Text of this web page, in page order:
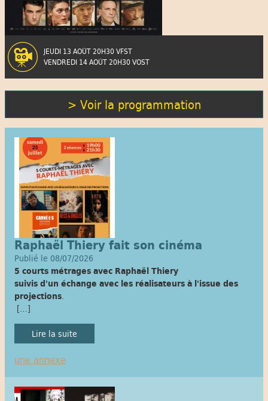
JEUDI 13 AOÛT 20H30 VFST
VENDREDI 14 AOÛT 20H30 VOST
> Voir la programmation
Raphaël Thiery fait son cinéma
Publié le 08/07/2026
5 courts métrages avec Raphaël Thiery
suivis d'un échange avec les réalisateurs à l'issue des
projections
[…]
Lire la suite
une annexe